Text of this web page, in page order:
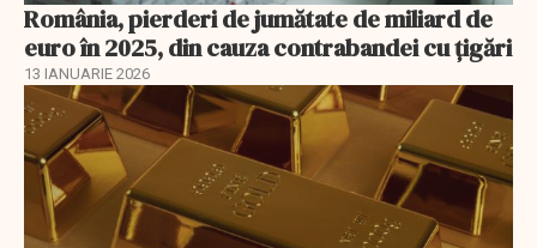
România, pierderi de jumătate de miliard de
euro în 2025, din cauza contrabandei cu ţigări
13 IANUARIE 2026